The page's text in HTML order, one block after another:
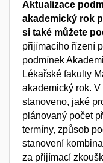
Aktualizace
akademický rok
si také můžete
přijímacího řízení
podmínek
Lékařské fakulty
akademický rok.
stanoveno, jaké
plánovaný počet
termíny, způsob
stanovení
za přijímací